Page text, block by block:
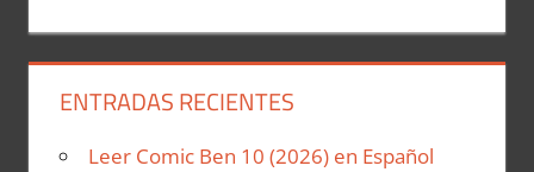
ENTRADAS RECIENTES
Leer Comic Ben 10 (2026) en Español